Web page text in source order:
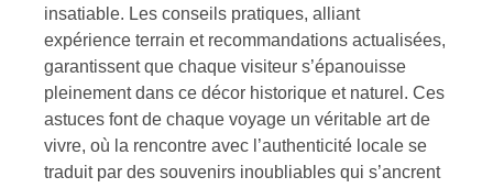
insatiable. Les conseils pratiques, alliant
expérience terrain et recommandations actualisées,
garantissent que chaque visiteur s’épanouisse
pleinement dans ce décor historique et naturel. Ces
astuces font de chaque voyage un véritable art de
vivre, où la rencontre avec l’authenticité locale se
traduit par des souvenirs inoubliables qui s’ancrent